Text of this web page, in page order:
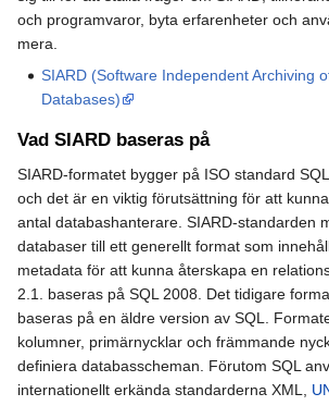
och programvaror, byta erfarenheter och
mera.
SIARD (Software Independent Archiving
Databases)
Vad SIARD baseras på
SIARD-formatet bygger på ISO standard
och det är en viktig förutsättning för att
antal databashanterare. SIARD-standarden
databaser till ett generellt format som
metadata för att kunna återskapa en
2.1. baseras på SQL 2008. Det tidigare
baseras på en äldre version av SQL.
kolumner, primärnycklar och främmande
definiera databasscheman. Förutom SQL
internationellt erkända standarderna XML,